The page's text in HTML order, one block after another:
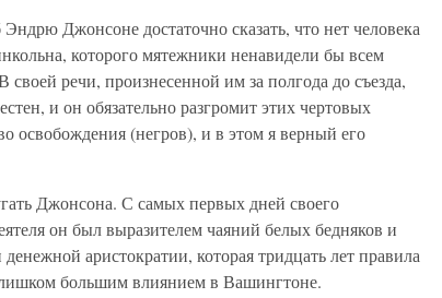
Джонсоне достаточно сказать, что нет человека
которого мятежники ненавидели бы всем
своей речи, произнесенной им за полгода до съезда,
и он обязательно разгромит этих чертовых
освобождения (негров), и в этом я верный его
Джонсона. С самых первых дней своего
он был выразителем чаяний белых бедняков и
аристократии, которая тридцать лет правила
большим влиянием в Вашингтоне.